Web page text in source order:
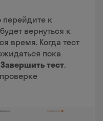
перейдите к
вернуться к
время. Когда тест
пока
Завершить тест.